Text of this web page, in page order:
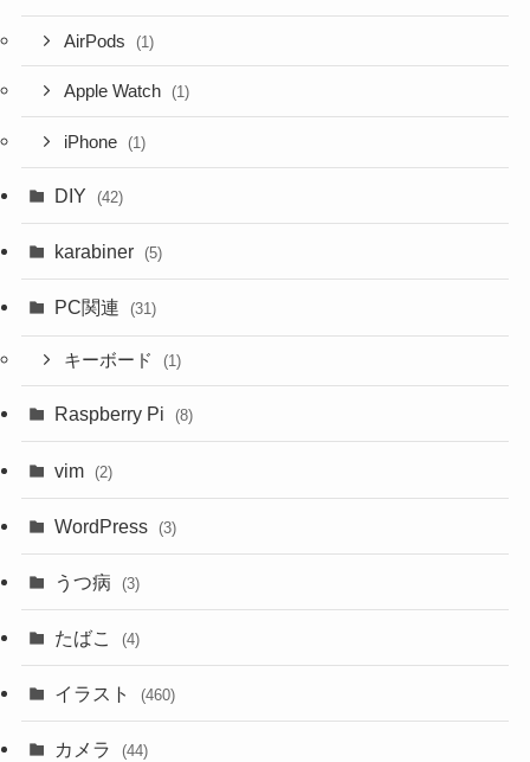
AirPods (1)
Apple Watch (1)
iPhone (1)
DIY (42)
karabiner (5)
PC関連 (31)
キーボード (1)
Raspberry Pi (8)
vim (2)
WordPress (3)
うつ病 (3)
たばこ (4)
イラスト (460)
カメラ (44)